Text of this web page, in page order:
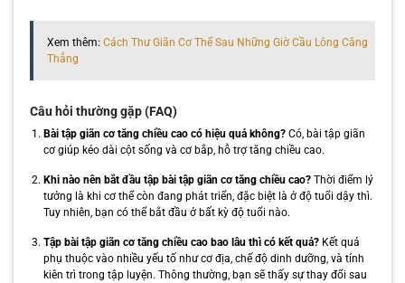
Xem thêm: Cách Thư Giãn Cơ Thể Sau Những Giờ Cầu Lông Căng
Thẳng
Câu hỏi thường gặp (FAQ)
Bài tập giãn cơ tăng chiều cao có hiệu quả không?Có, bài tập giãn
cơ giúp kéo dài cột sống và cơ bắp, hỗ trợ tăng chiều cao.
Khi nào nên bắt đầu tập bài tập giãn cơ tăng chiều cao?Thời điểm lý
tưởng là khi cơ thể còn đang phát triển, đặc biệt là ở độ tuổi dậy thì.
Tuy nhiên, bạn có thể bắt đầu ở bất kỳ độ tuổi nào.
Tập bài tập giãn cơ tăng chiều cao bao lâu thì có kết quả?Kết quả
phụ thuộc vào nhiều yếu tố như cơ địa, chế độ dinh dưỡng, và tính
kiên trì trong tập luyện. Thông thường, bạn sẽ thấy sự thay đổi sau